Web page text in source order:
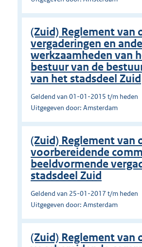
(Zuid) Reglement van
vergaderingen en
werkzaamheden van
bestuur van de
van het stadsdeel Zuid
Geldend van 01-01-2015 t/m heden
Uitgegeven door: Amsterdam
(Zuid) Reglement van
voorbereidende
beeldvormende
stadsdeel Zuid
Geldend van 25-01-2017 t/m heden
Uitgegeven door: Amsterdam
(Zuid) Reglement van